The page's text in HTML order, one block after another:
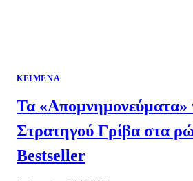
ΚΕΊΜΕΝΑ
Τα «Απομνημονεύματα»
Στρατηγού Γρίβα στα
Bestseller